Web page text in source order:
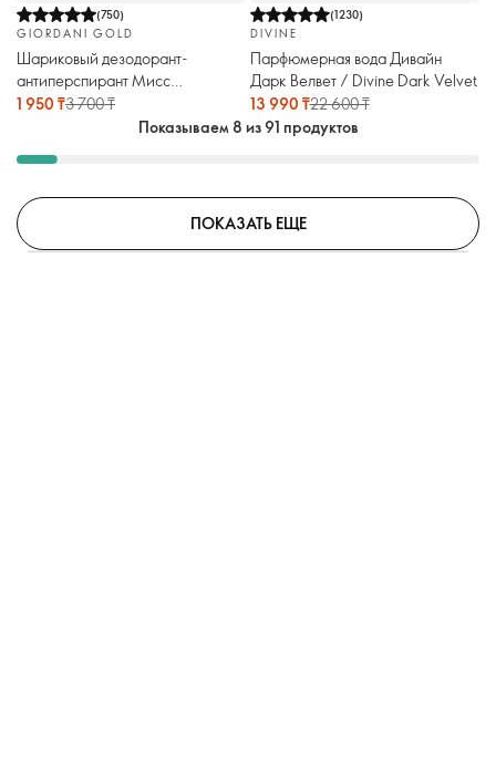
(750)
GIORDANI GOLD
Шариковый дезодорант-
антиперспирант Мисс
Джордани / Miss Giordani
1 950 ₸3 700 ₸
(1230)
DIVINE
Парфюмерная вода Дивайн
Дарк Велвет / Divine Dark Velvet
13 990 ₸22 600 ₸
Показываем 8 из 91 продуктов
ПОКАЗАТЬ ЕЩЕ